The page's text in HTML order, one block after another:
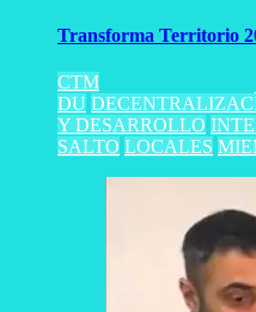
Transforma Territorio
CTM
DU
Y DESARROLLO
SALTO LOCALES